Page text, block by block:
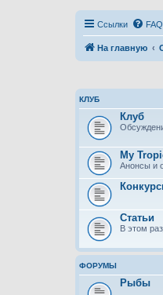
Ссылки FAQ
На главную
КЛУБ
Клуб
My
Анонсы и
Статьи
В этом
ФОРУМЫ
Рыбы